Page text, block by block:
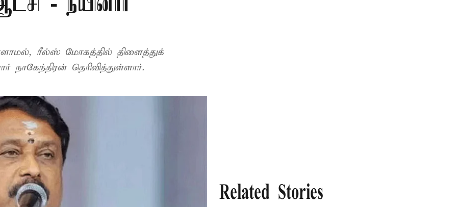
ரீல்ஸ் மோகத்தில் திளைத்துக்
நாகேந்திரன் தெரிவித்துள்ளார்.
Related Stories